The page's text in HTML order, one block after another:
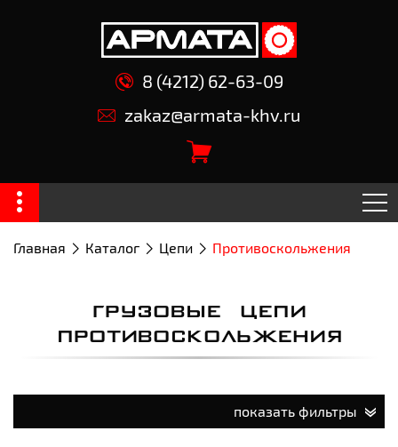
8 (4212) 62-63-09
zakaz@armata-khv.ru
Главная Каталог Цепи Противоскольжения
ГРУЗОВЫЕ ЦЕПИ
ПРОТИВОСКОЛЬЖЕНИЯ
показать фильтры